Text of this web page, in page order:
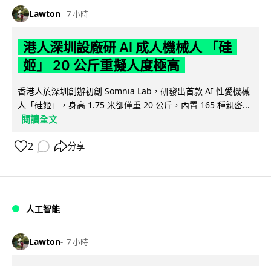
Lawton 7 小時
港人深圳設廠研 AI 成人機械人 「硅
姬」 20 公斤重擬人度極高
香港人於深圳創辦初創 Somnia Lab，研發出首款 AI 性愛機械
人「硅姬」，身高 1.75 米卻僅重 20 公斤，內置 165 種親密...
閱讀全文
2 分享
人工智能
Lawton 7 小時